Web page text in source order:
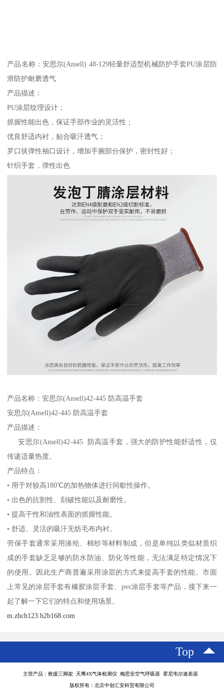
产品名称：安思尔(Ansell) 48-129轻量舒适型机械防护手套PU涂层防
滑防护耐磨透气
产品描述：
PU涂层纹理设计；
抓握性能出色，保证手部作业的灵活性；
优良舒适内衬，贴合吸汗透气；
罗口状弹性袖口设计，增加手腕部分保护，密封性好；
针织手套，弹性出色
产品名称：安思尔(Ansell)42-445 防高温手套
安思尔(Ansell)42-445 防高温手套
产品描述：
安思尔(Ansell)42-445 防高温手套，强大的防护性能舒适性，仅
传递适量热度。
产品特点：
• 用于对较高180℃的加热物体进行间歇性操作。
• 出色的抗割性、刮破性能以及耐磨性。
• 提高干性和油性表面的抓握性能。
• 舒适、灵活的吸汗无纺毛布内衬。
劳保手套通常采用涤纶、棉纱等材料制成，但是单纯以类似材质织
成的手套缺乏足够的防水防油、防化等性能，无法满足特定情况下
的使用。因此生产商普遍采用涂层的方式来提高手套的性能。市面
上常见的涂层手套有橡胶涂层手套、pvc涂层手套等产品，接下来一
起了解一下它们的特点和使用场景。
m.zhch123.b2b168.com
Top
主营产品：救援三脚架 天鹰4X气体检测仪 梅思安空气呼吸器 霍尼韦尔速差器
版权所有：北京中创汇安科贸有限公司